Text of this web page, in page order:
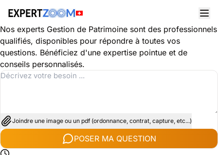
Découvrez les spécialités dans le domaine Gestion de
Patrimoine
Nos experts Gestion de Patrimoine sont des professionnels
qualifiés, disponibles pour répondre à toutes vos
questions. Bénéficiez d'une expertise pointue et de
conseils personnalisés.
Joindre une image ou un pdf (ordonnance, contrat, capture, etc...)
POSER MA QUESTION